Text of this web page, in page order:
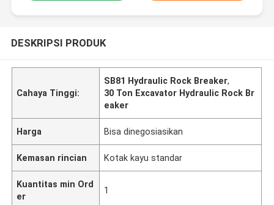
DESKRIPSI PRODUK
Cahaya Tinggi:
SB81 Hydraulic Rock Breaker,
30 Ton Excavator Hydraulic Rock Br
eaker
Harga Bisa dinegosiasikan
Kemasan rincian Kotak kayu standar
Kuantitas min Ord
er
1